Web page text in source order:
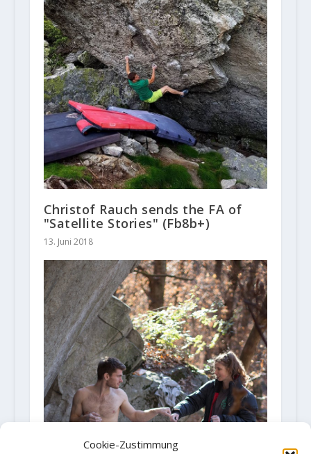
Cookie-Zustimmung
Christof Rauch sends the FA of
"Satellite Stories" (Fb8b+)
13. Juni 2018